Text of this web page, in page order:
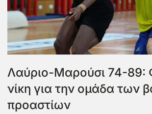
Λαύριο-Μαρούσι 74-89:
νίκη για την ομάδα των
προαστίων